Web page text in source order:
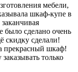
мебели,
шкаф-купе в
сделано очень
скидку сделали!
прекрасный шкаф!
только